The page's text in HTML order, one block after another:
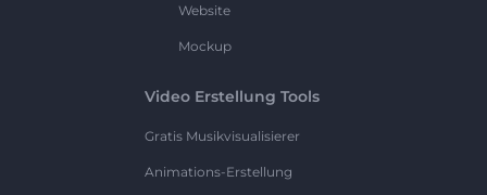
Website
Mockup
Video Erstellung Tools
Gratis Musikvisualisierer
Animations-Erstellung